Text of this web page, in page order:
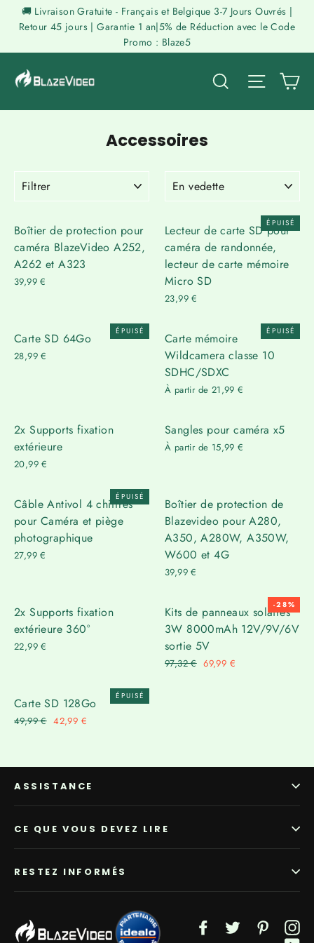
Passer🚚 Livraison Gratuite - Français et Belgique 3-7 Jours Ouvrés |
Retour 45 jours | Garantie 1 an|5% de Réduction avec le Code
Promo : Blaze5
Rechercher
Accessoires
Boîtier de protection pour
caméra BlazeVideo A252,
A262 et A323
39,99 €
ÉPUISÉ
Lecteur de carte SD pour
caméra de randonnée,
lecteur de carte mémoire
Micro SD
23,99 €
ÉPUISÉ
Carte SD 64Go
28,99 €
ÉPUISÉ
Carte mémoire
Wildcamera classe 10
SDHC/SDXC
À partir de 21,99 €
2x Supports fixation
extérieure
20,99 €
Sangles pour caméra x5
À partir de 15,99 €
ÉPUISÉ
Câble Antivol 4 chiffres
pour Caméra et piège
photographique
27,99 €
Boîtier de protection de
Blazevideo pour A280,
A350, A280W, A350W,
W600 et 4G
39,99 €
2x Supports fixation
extérieure 360°
22,99 €
-28%
Kits de panneaux solaires
3W 8000mAh 12V/9V/6V
sortie 5V
Prix
97,32 € Prix
69,99 €
ÉPUISÉ
Carte SD 128Go
Prix
49,99 € Prix
42,99 €
ASSISTANCE
CE QUE VOUS DEVEZ LIRE
RESTEZ INFORMÉS
FacebookTwitter Pinterest